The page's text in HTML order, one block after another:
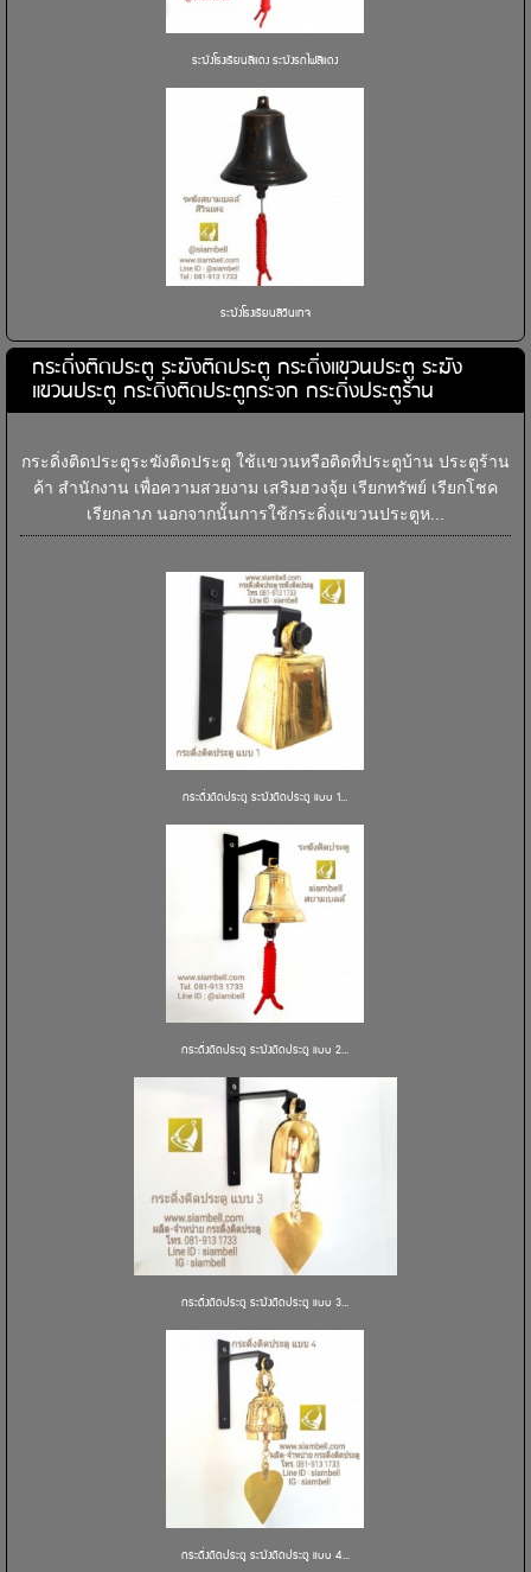
ระฆังโรงเรียนสีแดง ระฆังรถไฟสีแดง
ระฆังโรงเรียนสีวินเทจ
กระดิ่งติดประตู ระฆังติดประตู กระดิ่งแขวนประตู ระฆัง
แขวนประตู กระดิ่งติดประตูกระจก กระดิ่งประตูร้าน
กระดิ่งติดประตูระฆังติดประตู ใช้แขวนหรือติดที่ประตูบ้าน ประตูร้าน
ค้า สำนักงาน เพื่อความสวยงาม เสริมฮวงจุ้ย เรียกทรัพย์ เรียกโชค
เรียกลาภ นอกจากนั้นการใช้กระดิ่งแขวนประตูห...
กระดิ่งติดประตู ระฆังติดประตู แบบ 1...
กระดิ่งติดประตู ระฆังติดประตู แบบ 2...
กระดิ่งติดประตู ระฆังติดประตู แบบ 3...
กระดิ่งติดประตู ระฆังติดประตู แบบ 4...